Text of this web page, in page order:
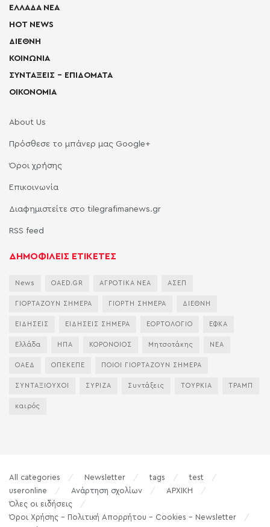
ΕΛΛΑΔΑ ΝΕΑ
HOT NEWS
ΔΙΕΘΝΗ
ΚΟΙΝΩΝΙΑ
ΣΥΝΤΑΞΕΙΣ – ΕΠΙΔΟΜΑΤΑ
ΟΙΚΟΝΟΜΙΑ
About Us
Πρόσθεσε το μπάνερ μας Google+
Όροι χρήσης
Επικοινωνία
Διαφημιστείτε στο tilegrafimanews.gr
RSS feed
ΔΗΜΟΦΙΛΕΙΣ ΕΤΙΚΕΤΕΣ
News OAED.GR ΑΓΡΟΤΙΚΑ ΝΕΑ ΑΣΕΠ
ΓΙΟΡΤΑΖΟΥΝ ΣΗΜΕΡΑ ΓΙΟΡΤΗ ΣΗΜΕΡΑ ΔΙΕΘΝΗ
ΕΙΔΗΣΕΙΣ ΕΙΔΗΣΕΙΣ ΣΗΜΕΡΑ ΕΟΡΤΟΛΟΓΙΟ ΕΦΚΑ
Ελλάδα ΗΠΑ ΚΟΡΟΝΟΙΟΣ Μητσοτάκης ΝΕΑ
ΟΑΕΔ ΟΠΕΚΕΠΕ ΠΟΙΟΙ ΓΙΟΡΤΑΖΟΥΝ ΣΗΜΕΡΑ
ΣΥΝΤΑΞΙΟΥΧΟΙ ΣΥΡΙΖΑ Συντάξεις ΤΟΥΡΚΙΑ ΤΡΑΜΠ
καιρός
All categories Newsletter tags
test
useronline
Ανάρτηση σχολίων
ΑΡΧΙΚΗ
Όλες οι ειδήσεις
Όροι Χρήσης – Πολιτική Απορρήτου – Cookies – Newsletter